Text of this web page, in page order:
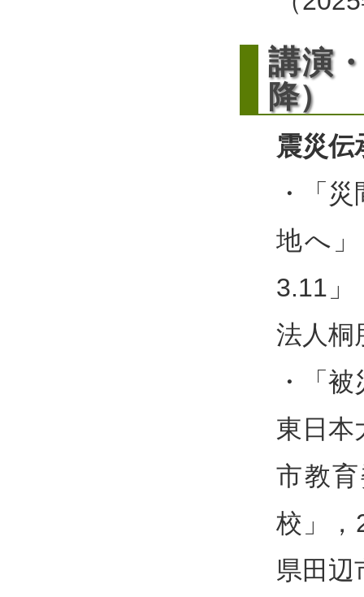
講演
降）
震災伝
・「
地へ
3.11」
法人桐
・「
東日本
市教
校」，
県田辺